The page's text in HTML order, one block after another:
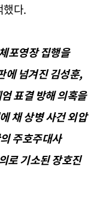
했다.
포영장 집행을
에 넘겨진 김성훈,
표결 방해 의혹을
채 상병 사건 외압
주호주대사
로 기소된 장호진